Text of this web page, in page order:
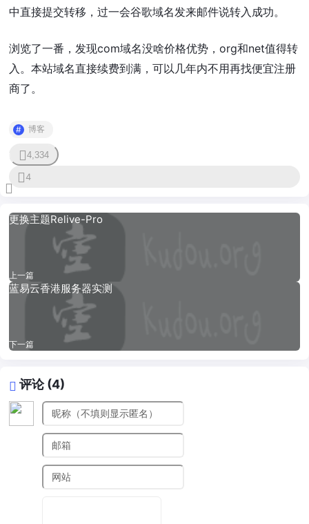
中直接提交转移，过一会谷歌域名发来邮件说转入成功。
浏览了一番，发现com域名没啥价格优势，org和net值得转
入。本站域名直接续费到满，可以几年内不用再找便宜注册
商了。
博客
4,334
4
更换主题Relive-Pro
上一篇
蓝易云香港服务器实测
下一篇
评论 (4)